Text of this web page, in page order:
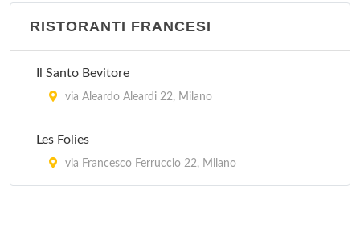
piazza Giuseppe Pasolini 4, Milano
RISTORANTI FRANCESI
Il Santo Bevitore
via Aleardo Aleardi 22, Milano
Les Folies
via Francesco Ferruccio 22, Milano